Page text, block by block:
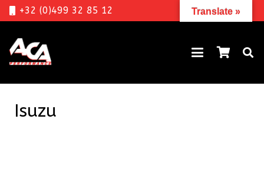
+32 (0)499 32 85 12
Isuzu
Translate »